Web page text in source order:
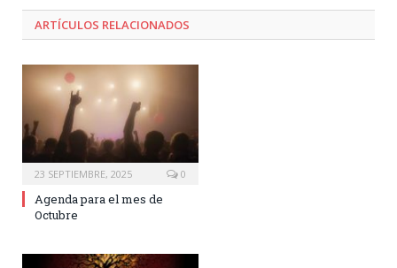
ARTÍCULOS RELACIONADOS
23 SEPTIEMBRE, 2025 0
Agenda para el mes de
Octubre